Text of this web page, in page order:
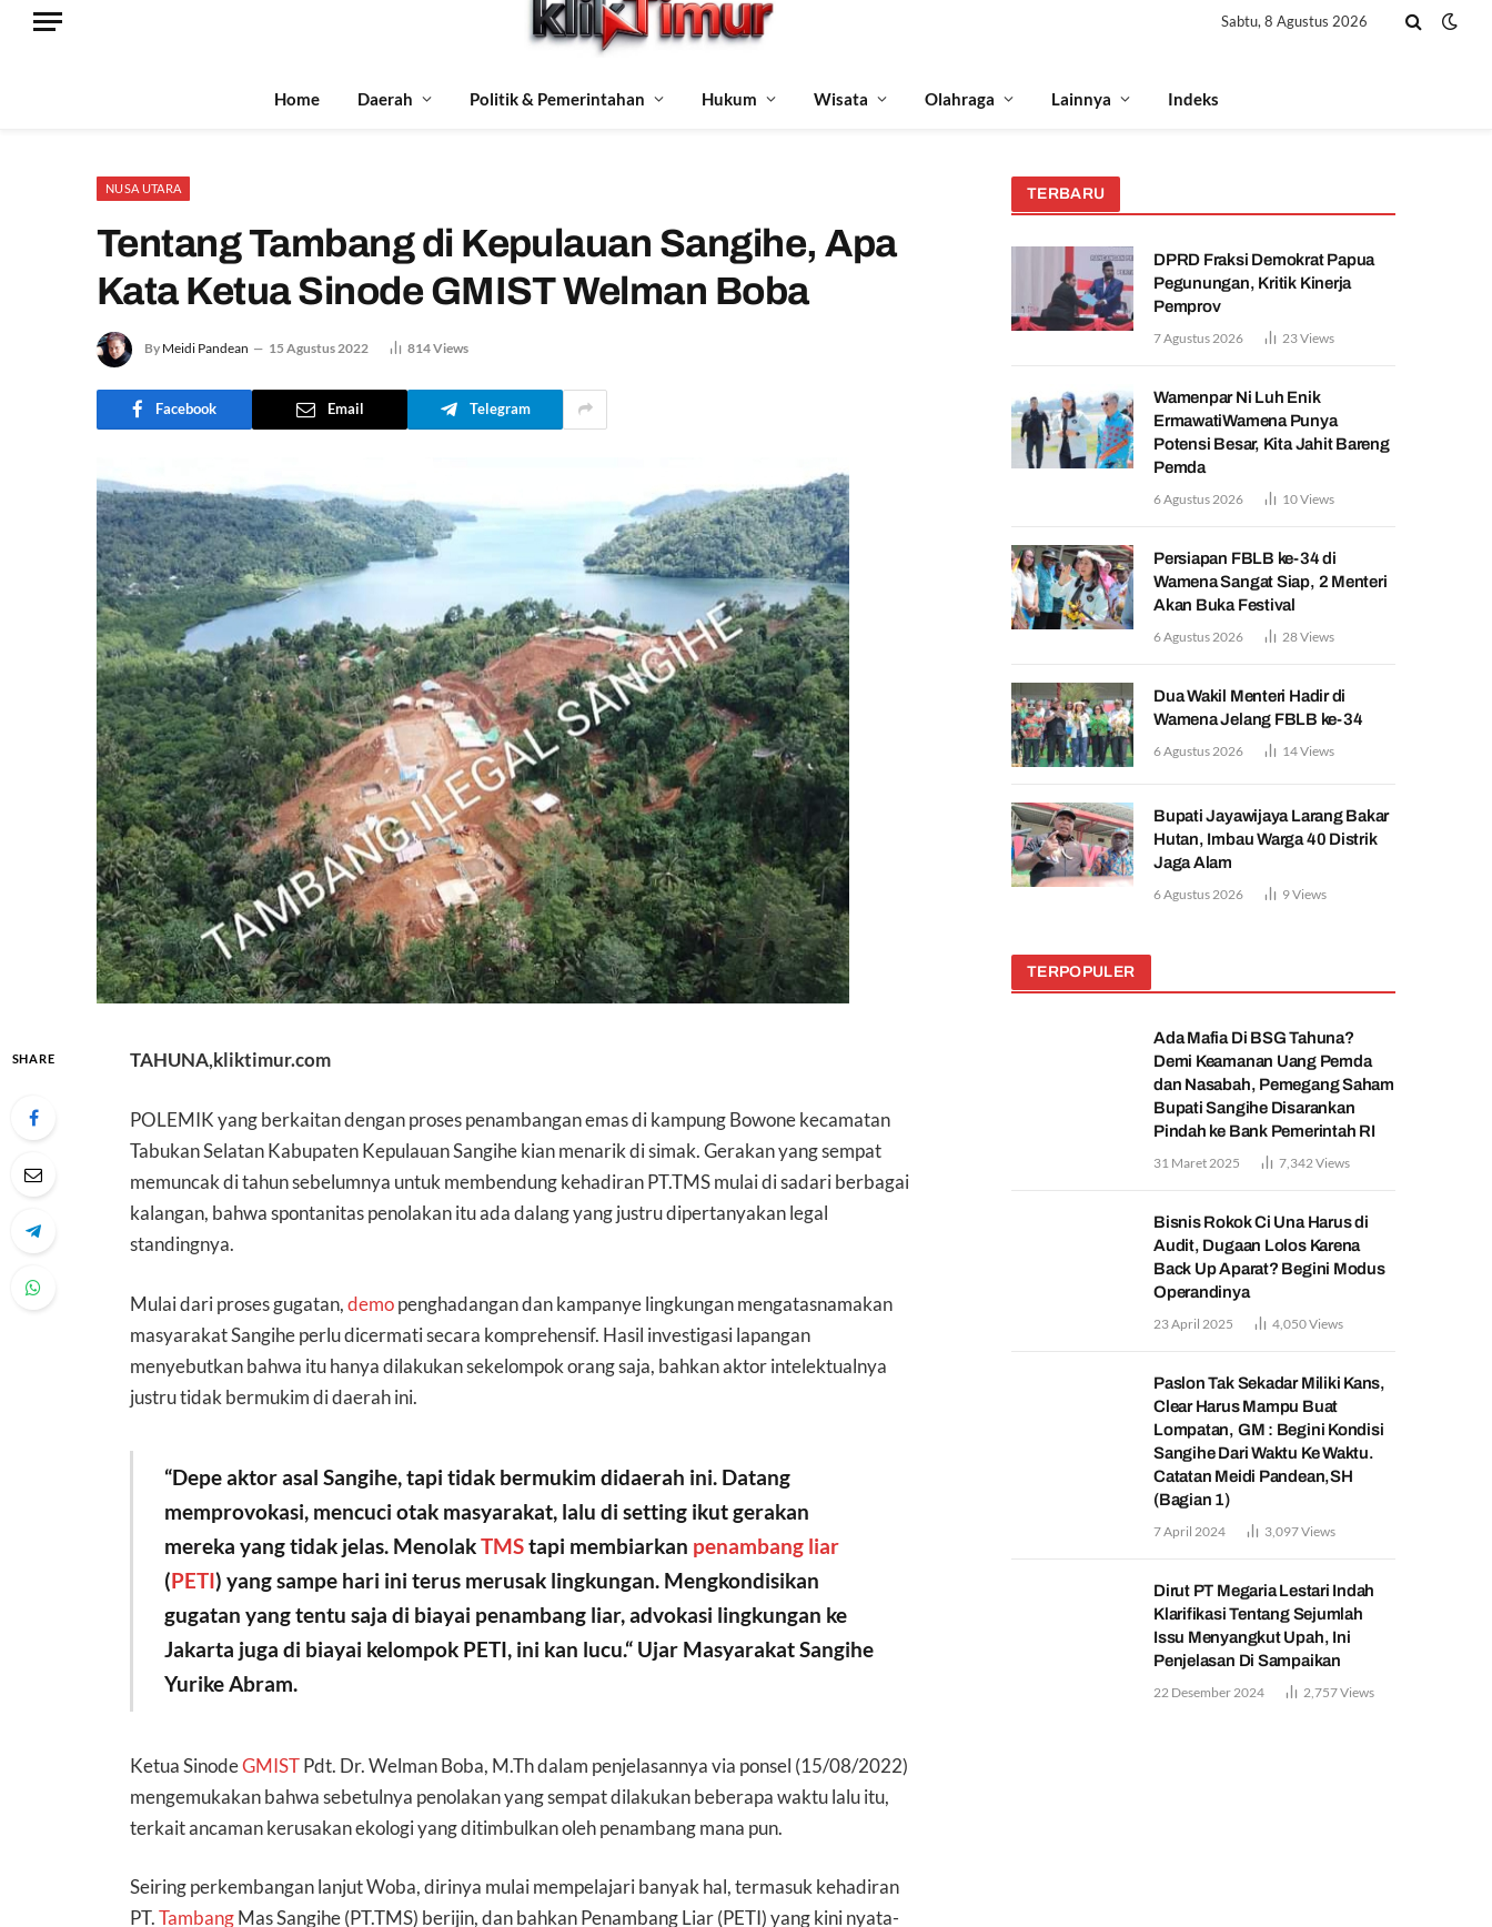
Sabtu, 8 Agustus 2026
Home Daerah Politik & Pemerintahan Hukum Wisata Olahraga Lainnya Indeks
NUSA UTARA
Tentang Tambang di Kepulauan Sangihe, Apa
Kata Ketua Sinode GMIST Welman Boba
By Meidi Pandean 15 Agustus 2022 814Views
Facebook Email Telegram
SHARE TAHUNA,kliktimur.com
POLEMIK yang berkaitan dengan proses penambangan emas di kampung Bowone kecamatan
Tabukan Selatan Kabupaten Kepulauan Sangihe kian menarik di simak. Gerakan yang sempat
memuncak di tahun sebelumnya untuk membendung kehadiran PT.TMS mulai di sadari berbagai
kalangan, bahwa spontanitas penolakan itu ada dalang yang justru dipertanyakan legal
standingnya.
Mulai dari proses gugatan,demo penghadangan dan kampanye lingkungan mengatasnamakan
masyarakat Sangihe perlu dicermati secara komprehensif. Hasil investigasi lapangan
menyebutkan bahwa itu hanya dilakukan sekelompok orang saja, bahkan aktor intelektualnya
justru tidak bermukim di daerah ini.
“Depe aktor asal Sangihe, tapi tidak bermukim didaerah ini. Datang
memprovokasi, mencuci otak masyarakat, lalu di setting ikut gerakan
mereka yang tidak jelas. MenolakTMStapi membiarkan penambang liar
(PETI) yang sampe hari ini terus merusak lingkungan. Mengkondisikan
gugatan yang tentu saja di biayai penambang liar, advokasi lingkungan ke
Jakarta juga di biayai kelompok PETI, ini kan lucu.“ Ujar Masyarakat Sangihe
Yurike Abram.
Ketua SinodeGMIST Pdt. Dr. Welman Boba, M.Th dalam penjelasannya via ponsel (15/08/2022)
mengemukakan bahwa sebetulnya penolakan yang sempat dilakukan beberapa waktu lalu itu,
terkait ancaman kerusakan ekologi yang ditimbulkan oleh penambang mana pun.
Seiring perkembangan lanjut Woba, dirinya mulai mempelajari banyak hal, termasuk kehadiran
PT.Tambang Mas Sangihe (PT.TMS) berijin, dan bahkan Penambang Liar (PETI) yang kini nyata-
TERBARU
DPRD Fraksi Demokrat Papua
Pegunungan, Kritik Kinerja
Pemprov
7 Agustus 2026 23Views
Wamenpar Ni Luh Enik
ErmawatiWamena Punya
Potensi Besar, Kita Jahit Bareng
Pemda
6 Agustus 2026 10Views
Persiapan FBLB ke-34 di
Wamena Sangat Siap, 2 Menteri
Akan Buka Festival
6 Agustus 2026 28Views
Dua Wakil Menteri Hadir di
Wamena Jelang FBLB ke-34
6 Agustus 2026 14Views
Bupati Jayawijaya Larang Bakar
Hutan, Imbau Warga 40 Distrik
Jaga Alam
6 Agustus 2026 9Views
TERPOPULER
Ada Mafia Di BSG Tahuna?
Demi Keamanan Uang Pemda
dan Nasabah, Pemegang Saham
Bupati Sangihe Disarankan
Pindah ke Bank Pemerintah RI
31 Maret 2025 7,342 Views
Bisnis Rokok Ci Una Harus di
Audit, Dugaan Lolos Karena
Back Up Aparat? Begini Modus
Operandinya
23 April 2025 4,050Views
Paslon Tak Sekadar Miliki Kans,
Clear Harus Mampu Buat
Lompatan, GM : Begini Kondisi
Sangihe Dari Waktu Ke Waktu.
Catatan Meidi Pandean,SH
(Bagian 1)
7 April 2024 3,097Views
Dirut PT Megaria Lestari Indah
Klarifikasi Tentang Sejumlah
Issu Menyangkut Upah, Ini
Penjelasan Di Sampaikan
22 Desember 2024 2,757Views